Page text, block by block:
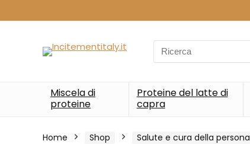
Search
for:
Miscela di
proteine
Proteine del latte di
capra
Home Shop Salute e cura della persona